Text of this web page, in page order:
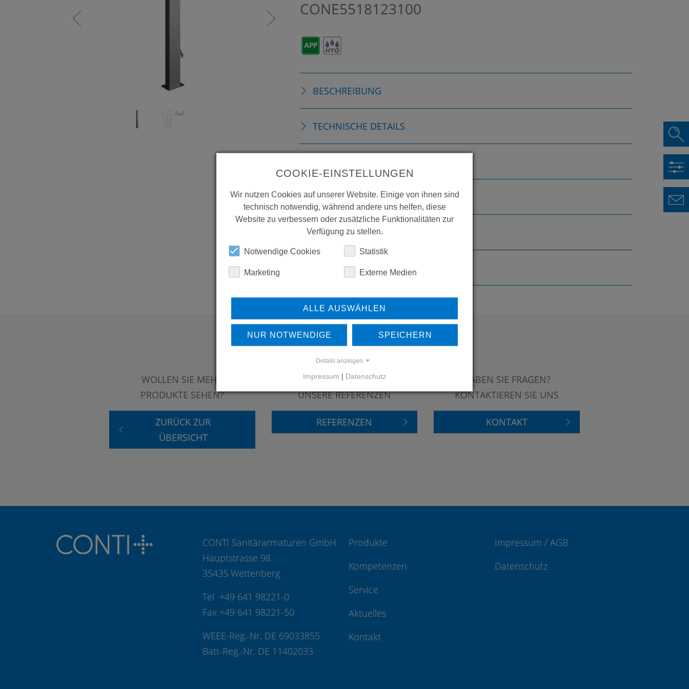
CONE5518123100
BESCHREIBUNG
TECHNISCHE DETAILS
VERBRAUCHSMATERIALIEN
ERSATZTEILE
DOWNLOADS
WOLLEN SIE MEHR
PRODUKTE SEHEN?
ZURÜCK ZUR
ÜBERSICHT
ERFAHREN SIE MEHR ÜBER
UNSERE REFERENZEN
REFERENZEN
HABEN SIE FRAGEN?
KONTAKTIEREN SIE UNS
KONTAKT
CONTI Sanitärarmaturen GmbH
Hauptstrasse 98
35435 Wettenberg
Tel +49 641 98221-0
Fax +49 641 98221-50
WEEE-Reg.-Nr. DE 69033855
Batt-Reg.-Nr. DE 11402033
Produkte
Kompetenzen
Service
Aktuelles
Kontakt
Impressum / AGB
Datenschutz
COOKIE-EINSTELLUNGEN
Wir nutzen Cookies auf unserer Website. Einige von ihnen sind
technisch notwendig, während andere uns helfen, diese
Website zu verbessern oder zusätzliche Funktionalitäten zur
Verfügung zu stellen.
Notwendige Cookies Statistik
Marketing Externe Medien
ALLE AUSWÄHLEN
NUR NOTWENDIGE SPEICHERN
Details anzeigen
Impressum | Datenschutz